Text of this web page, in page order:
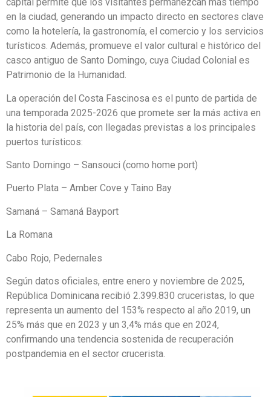
capital permite que los visitantes permanezcan más tiempo
en la ciudad, generando un impacto directo en sectores clave
como la hotelería, la gastronomía, el comercio y los servicios
turísticos. Además, promueve el valor cultural e histórico del
casco antiguo de Santo Domingo, cuya Ciudad Colonial es
Patrimonio de la Humanidad.
La operación del Costa Fascinosa es el punto de partida de
una temporada 2025-2026 que promete ser la más activa en
la historia del país, con llegadas previstas a los principales
puertos turísticos:
Santo Domingo – Sansouci (como home port)
Puerto Plata – Amber Cove y Taino Bay
Samaná – Samaná Bayport
La Romana
Cabo Rojo, Pedernales
Según datos oficiales, entre enero y noviembre de 2025,
República Dominicana recibió 2.399.830 cruceristas, lo que
representa un aumento del 153% respecto al año 2019, un
25% más que en 2023 y un 3,4% más que en 2024,
confirmando una tendencia sostenida de recuperación
postpandemia en el sector crucerista.